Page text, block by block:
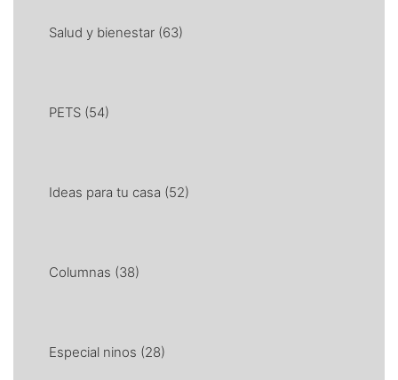
Salud y bienestar (63)
PETS (54)
Ideas para tu casa (52)
Columnas (38)
Especial ninos (28)